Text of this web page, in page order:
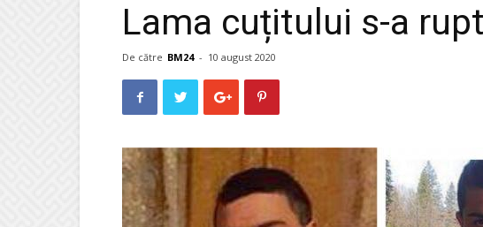
Lama cuțitului s-a
De către BM24 - 10 august 2020